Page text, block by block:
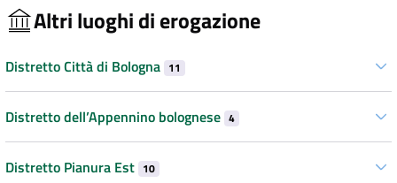
Altri luoghi di erogazione
Distretto Città di Bologna 11
Distretto dell’Appennino bolognese 4
Distretto Pianura Est 10